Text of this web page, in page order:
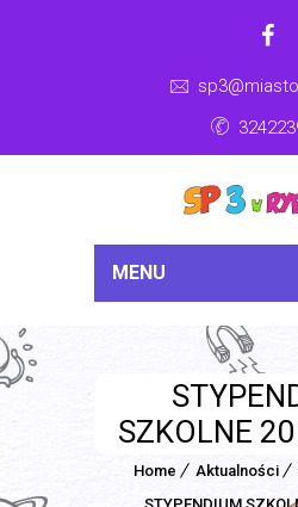
MENU
SZKOLNE
Home Aktualności